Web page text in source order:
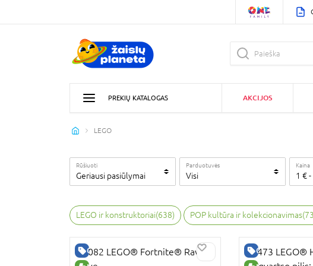
PREKIŲ KATALOGAS AKCIJOS
LEGO
Rūšiuoti
Geriausi pasiūlymai
Parduotuvės
Visi
Kaina
1 €-
LEGO ir konstruktoriai(638) POP kultūra ir kolekcionavimas(73
GERA KAINA
77082 LEGO® Fortnite® Rave
GERA KAINA
76473 LEGO®